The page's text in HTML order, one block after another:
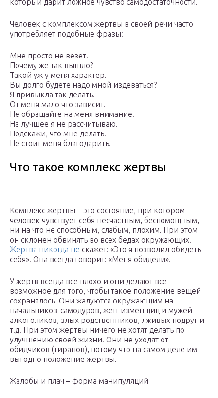
который дарит ложное чувство самодостаточности.
Человек с комплексом жертвы в своей речи часто
употребляет подобные фразы:
Мне просто не везет.
Почему же так вышло?
Такой уж у меня характер.
Вы долго будете надо мной издеваться?
Я привыкла так делать.
От меня мало что зависит.
Не обращайте на меня внимание.
На лучшее я не рассчитываю.
Подскажи, что мне делать.
Не стоит меня благодарить.
Что такое комплекс жертвы
Комплекс жертвы – это состояние, при котором
человек чувствует себя несчастным, беспомощным,
ни на что не способным, слабым, плохим. При этом
он склонен обвинять во всех бедах окружающих.
Жертва никогда не скажет: «Это я позволил обидеть
себя». Она всегда говорит: «Меня обидели».
У жертв всегда все плохо и они делают все
возможное для того, чтобы такое положение вещей
сохранялось. Они жалуются окружающим на
начальников-самодуров, жен-изменщиц и мужей-
алкоголиков, злых родственников, лживых подруг и
т.д. При этом жертвы ничего не хотят делать по
улучшению своей жизни. Они не уходят от
обидчиков (тиранов), потому что на самом деле им
выгодно положение жертвы.
Жалобы и плач – форма манипуляций